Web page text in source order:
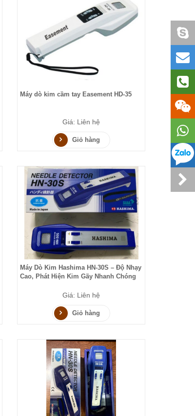
Máy dò kim cầm tay Easement HD-35
Giá: Liên hệ
Giỏ hàng
Máy Dò Kim Hashima HN-30S – Độ Nhạy
Cao, Phát Hiện Kim Gãy Nhanh Chóng
Giá: Liên hệ
Giỏ hàng